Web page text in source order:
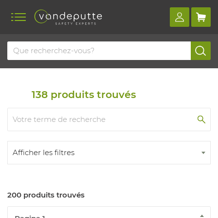
Home Produits
Travaux de soudage
Vêtements de soudage
138 produits trouvés
Afficher les filtres
200 produits trouvés